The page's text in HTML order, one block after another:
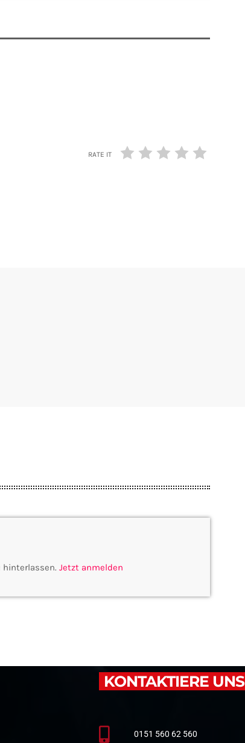
RATE IT
hinterlassen. Jetzt anmelden
KONTAKTIERE UNS
0151 560 62 560